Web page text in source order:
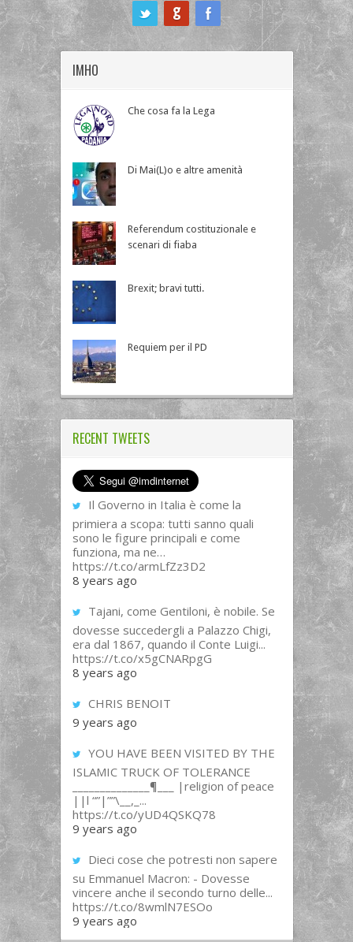
IMHO
Che cosa fa la Lega
Di Mai(L)o e altre amenità
Referendum costituzionale e
scenari di fiaba
Brexit; bravi tutti.
Requiem per il PD
RECENT TWEETS
Il Governo in Italia è come la
primiera a scopa: tutti sanno quali
sono le figure principali e come
funziona, ma ne…
https://t.co/armLfZz3D2
8 years ago
Tajani, come Gentiloni, è nobile. Se
dovesse succedergli a Palazzo Chigi,
era dal 1867, quando il Conte Luigi...
https://t.co/x5gCNARpgG
8 years ago
CHRIS BENOIT
9 years ago
YOU HAVE BEEN VISITED BY THE
ISLAMIC TRUCK OF TOLERANCE
______________¶___ |religion of peace
||l “”|””\__,_...
https://t.co/yUD4QSKQ78
9 years ago
Dieci cose che potresti non sapere
su Emmanuel Macron: - Dovesse
vincere anche il secondo turno delle...
https://t.co/8wmlN7ESOo
9 years ago